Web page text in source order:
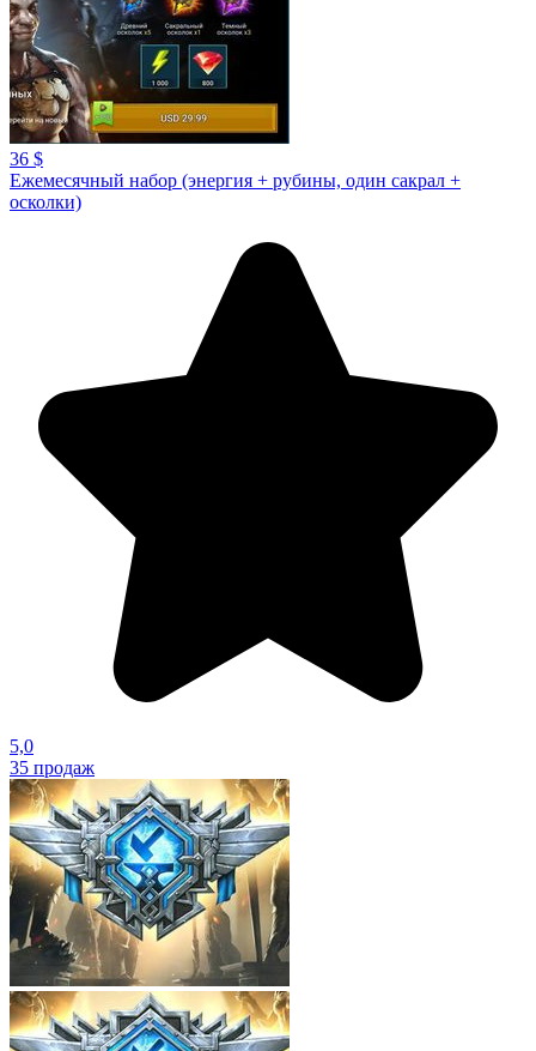
36 $
Ежемесячный набор (энергия + рубины, один сакрал +
осколки)
5,0
35 продаж